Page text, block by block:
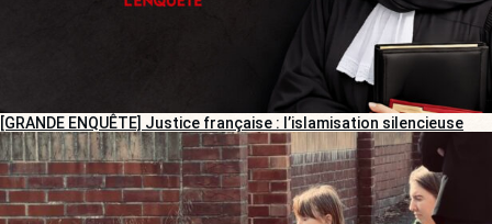
[GRANDE ENQUÊTE] Justice française : l’islamisation silencieuse